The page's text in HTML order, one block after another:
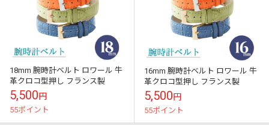
18mm 腕時計ベルト ロワール 牛
革クロコ型押し フランス製
5,500円
55ポイント
16mm 腕時計ベルト ロワール 牛
革クロコ型押し フランス製
5,500円
55ポイント